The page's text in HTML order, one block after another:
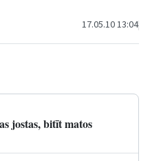
17.05.10 13:04|
jostas, bitīt matos